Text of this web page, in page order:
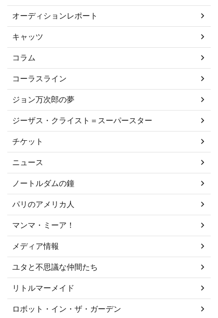
オーディションレポート
キャッツ
コラム
コーラスライン
ジョン万次郎の夢
ジーザス・クライスト＝スーパースター
チケット
ニュース
ノートルダムの鐘
パリのアメリカ人
マンマ・ミーア！
メディア情報
ユタと不思議な仲間たち
リトルマーメイド
ロボット・イン・ザ・ガーデン